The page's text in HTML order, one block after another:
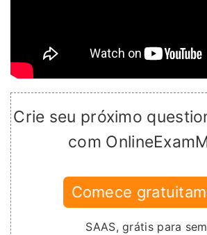
Crie seu próximo
com
Comece
SAAS, grátis para